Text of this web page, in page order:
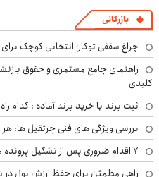
بازرگانی
چراغ سقفی توکار؛ انتخابی کوچک
راهنمای جامع مستمری و حقوق
کلیدی
ثبت برند یا خرید برند آماده :
بررسی ویژگی های فنی جرثقیل ها: هر
۷ اقدام ضروری پس از تشکیل پرونده مواد مخدر؛ راهنمای خانواده‌ها
راهی مطمئن برای حفظ ارزش پول در